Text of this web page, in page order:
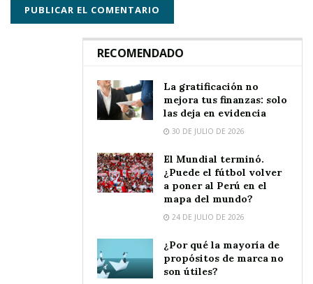
RECOMENDADO
La gratificación no
mejora tus finanzas: solo
las deja en evidencia
30 DE JULIO DE 2026
El Mundial terminó.
¿Puede el fútbol volver
a poner al Perú en el
mapa del mundo?
24 DE JULIO DE 2026
¿Por qué la mayoría de
propósitos de marca no
son útiles?